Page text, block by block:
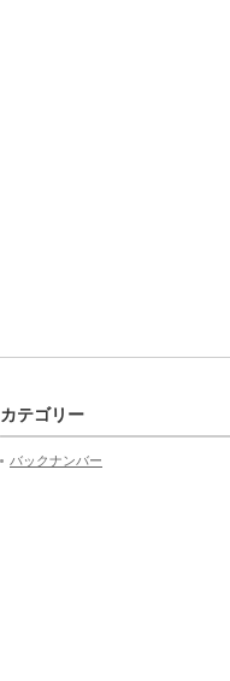
カテゴリー
バックナンバー